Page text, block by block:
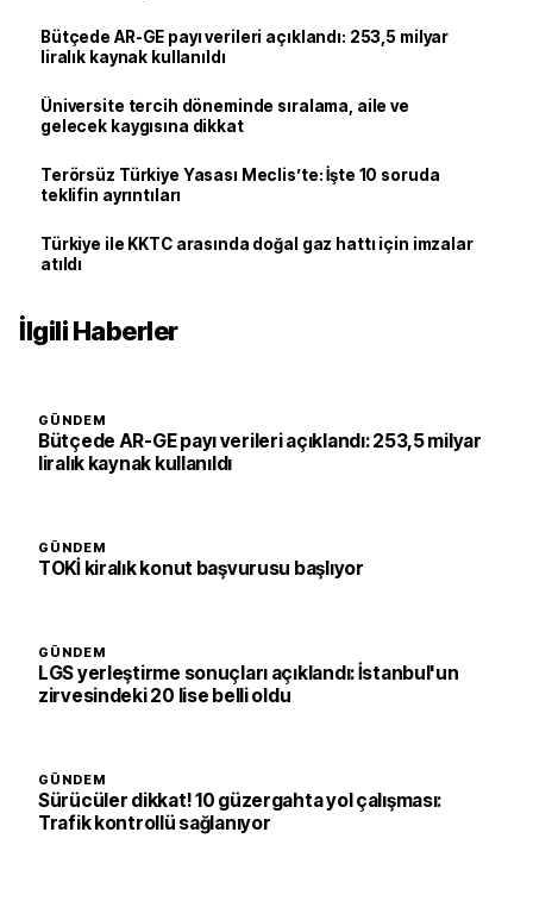
Bütçede AR-GE payı verileri açıklandı: 253,5 milyar
liralık kaynak kullanıldı
Üniversite tercih döneminde sıralama, aile ve
gelecek kaygısına dikkat
Terörsüz Türkiye Yasası Meclis’te: İşte 10 soruda
teklifin ayrıntıları
Türkiye ile KKTC arasında doğal gaz hattı için imzalar
atıldı
İlgili Haberler
GÜNDEM
Bütçede AR-GE payı verileri açıklandı: 253,5 milyar
liralık kaynak kullanıldı
GÜNDEM
TOKİ kiralık konut başvurusu başlıyor
GÜNDEM
LGS yerleştirme sonuçları açıklandı: İstanbul'un
zirvesindeki 20 lise belli oldu
GÜNDEM
Sürücüler dikkat! 10 güzergahta yol çalışması:
Trafik kontrollü sağlanıyor